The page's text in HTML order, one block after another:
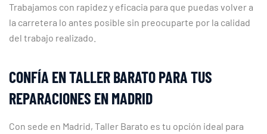
Trabajamos con rapidez y eficacia para que puedas volver a
la carretera lo antes posible sin preocuparte por la calidad
del trabajo realizado.
CONFÍA EN TALLER BARATO PARA TUS
REPARACIONES EN MADRID
Con sede en Madrid, Taller Barato es tu opción ideal para